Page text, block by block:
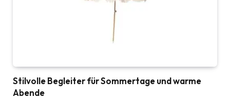
Stilvolle Begleiter für Sommertage und warme
Abende